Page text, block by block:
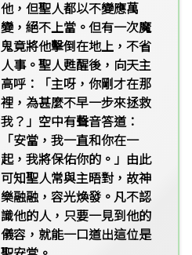
他，但聖人都以不變應萬
變，絕不上當。但有一次魔
鬼竟將他擊倒在地上，不省
人事。聖人甦醒後，向天主
高呼：「主呀，你剛才在那
裡，為甚麼不早一步來拯救
我？」空中有聲音答道：
「安當，我一直和你在一
起，我將保佑你的。」由此
可知聖人常與主晤對，故神
樂融融，容光煥發。凡不認
識他的人，只要一見到他的
儀容，就能一口道出這位是